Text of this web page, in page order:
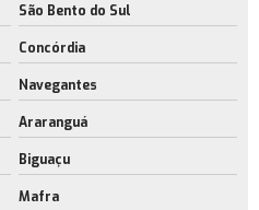
São Bento do Sul
Concórdia
Navegantes
Araranguá
Biguaçu
Mafra